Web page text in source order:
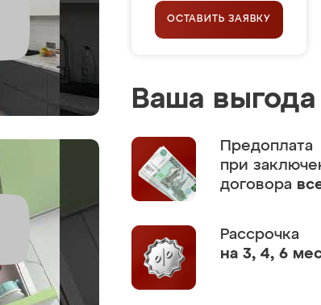
ОСТАВИТЬ ЗАЯВКУ
Ваша
Предоплата
при
договора
Рассрочка
на 3, 4, 6